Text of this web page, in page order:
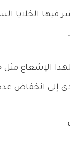
فيها الخلايا
لهذا الإشعاع
إلى انخفاض عدد